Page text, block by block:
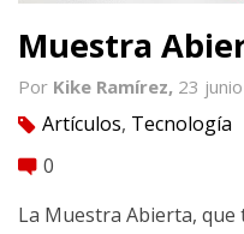
Muestra
Por Kike Ramírez, 23
tag Artículos, Tecnología
comment 0
La Muestra Abierta,